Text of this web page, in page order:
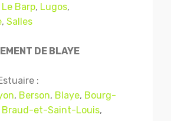
Le Barp, Lugos,
, Salles
DE BLAYE
:
, Berson, Blaye, Bourg-
Braud-et-Saint-Louis,